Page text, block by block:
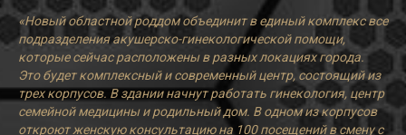
«Новый областной роддом объединит в единый комплекс все
подразделения акушерско-гинекологической помощи,
которые сейчас расположены в разных локациях города.
Это будет комплексный и современный центр, состоящий из
трех корпусов. В здании начнут работать гинекология, центр
семейной медицины и родильный дом. В одном из корпусов
откроют женскую консультацию на 100 посещений в смену с